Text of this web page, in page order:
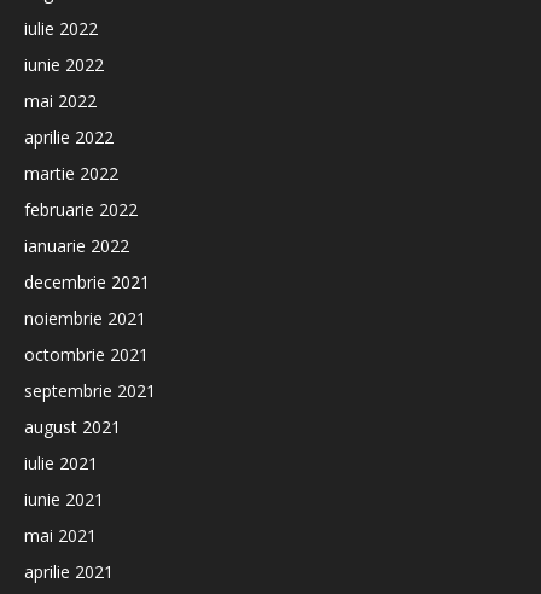
iulie 2022
iunie 2022
mai 2022
aprilie 2022
martie 2022
februarie 2022
ianuarie 2022
decembrie 2021
noiembrie 2021
octombrie 2021
septembrie 2021
august 2021
iulie 2021
iunie 2021
mai 2021
aprilie 2021